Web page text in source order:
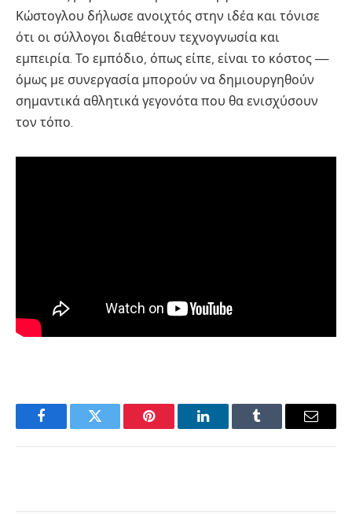
Κώστογλου δήλωσε ανοιχτός στην ιδέα και τόνισε
ότι οι σύλλογοι διαθέτουν τεχνογνωσία και
εμπειρία. Το εμπόδιο, όπως είπε, είναι το κόστος —
όμως με συνεργασία μπορούν να δημιουργηθούν
σημαντικά αθλητικά γεγονότα που θα ενισχύσουν
τον τόπο.
FacebookTwitter Pinterest LinkedInTumblr Email